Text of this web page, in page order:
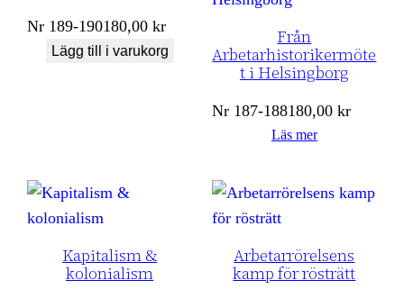
Nr 189-190180,00kr
Lägg till i varukorg
Från
Arbetarhistorikermöte
t i Helsingborg
Nr 187-188180,00kr
Läs mer
Kapitalism &
kolonialism
Arbetarrörelsens
kamp för rösträtt